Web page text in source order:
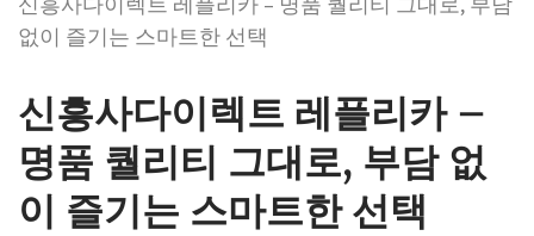
없이 즐기는 스마트한 선택
신흥사다이렉트 레플리카 –
명품 퀄리티 그대로, 부담 없
이 즐기는 스마트한 선택